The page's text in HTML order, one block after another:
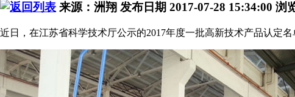
来源：洲翔 发布日期 2017-07-28 15:34:00 浏
近日，在江苏省科学技术厅公示的2017年度一批高新技术产品认定